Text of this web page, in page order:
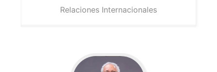
Relaciones Internacionales